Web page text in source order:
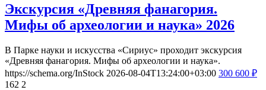
Экскурсия «Древняя фанагория.
Мифы об археологии и наука» 2026
В Парке науки и искусства «Сириус» проходит экскурсия
«Древняя фанагория. Мифы об археологии и наука».
https://schema.org/InStock 2026-08-04T13:24:00+03:00 300 600 ₽
162 2